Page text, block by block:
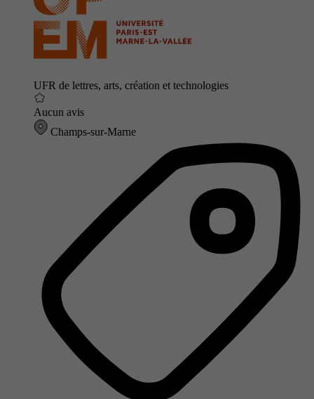
UFR de lettres, arts, création et technologies
Aucun avis
Champs-sur-Marne